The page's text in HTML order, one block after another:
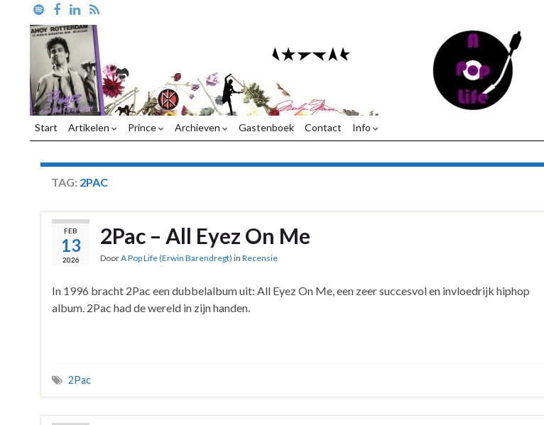
Start Artikelen Prince Archieven Gastenboek Contact Info
TAG: 2PAC
FEB
13
2026
2Pac – All Eyez On Me
DoorA Pop Life (Erwin Barendregt) in Recensie
In 1996 bracht 2Pac een dubbelalbum uit: All Eyez On Me, een zeer succesvol en invloedrijk hiphop
album. 2Pac had de wereld in zijn handen.
2Pac